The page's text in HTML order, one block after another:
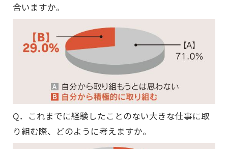
合いますか。
Q．これまでに経験したことのない大きな仕事に取
り組む際、どのように考えますか。